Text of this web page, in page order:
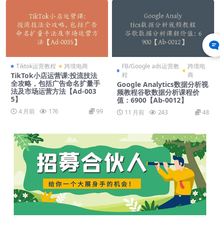
Tiktok运营教程 跨境电商
TikTok小店运营课:投流技法
全攻略，包括广告命名扩量手
法及市场运营方法【Ad-003
5】
4 月前 176 99
FB/Google ads运营教
程
跨境电
商
Google Analytics数据分析视
频教程谷歌数据分析课程价
值：6900【Ab-0012】
11 月前 243 48